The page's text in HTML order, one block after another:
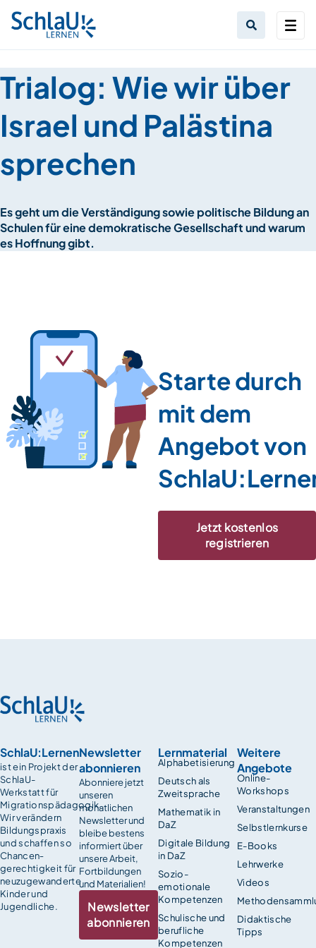
Trialog: Wie wir über
Israel und Palästina
sprechen
Es geht um die Verständigung sowie politische Bildung an
Schulen für eine demokratische Gesellschaft und warum
es Hoffnung gibt.
Starte durch
mit dem
Angebot von
Jetzt kostenlos
registrieren
SchlaU:Lernen
ist ein Projekt der
SchlaU-
Werkstatt für
Migrationspädagogik.
Wir verändern
Bildungspraxis
und schaffen so
Chancen­
gerechtigkeit für
neuzugewanderte
Kinder und
Jugendliche.
Lernmaterial
Alphabetisierung
Deutsch als
Zweitsprache
Mathematik in
DaZ
Digitale Bildung
in DaZ
Sozio-
emotionale
Kompetenzen
Schulische und
berufliche
Kompetenzen
Weitere
Angebote
Online-
Workshops
Veranstaltungen
Selbstlernkurse
E-Books
Lehrwerke
Videos
Didaktische
Tipps
Newsletter
abonnieren
Abonniere jetzt
unseren
monatlichen
Newsletter und
bleibe bestens
informiert über
unsere Arbeit,
Fortbildungen
und Materialien!
Newsletter
abonnieren